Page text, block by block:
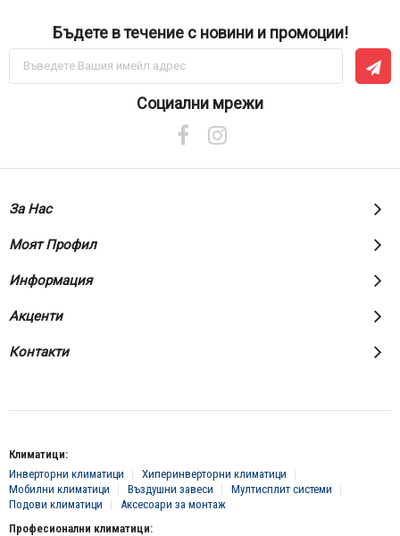
Бъдете в течение с новини и промоции!
Абонирай
за
Социални мрежи
За Нас
Моят Профил
Информация
Акценти
Контакти
Климатици:
Инверторни климатици
Хиперинверторни климатици
Мобилни климатици
Въздушни завеси
Мултисплит системи
Подови климатици
Аксесоари за монтаж
Професионални климатици: